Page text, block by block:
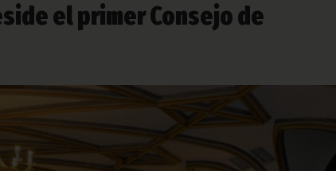
el primer Consejo de